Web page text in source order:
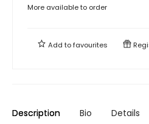
More available to order
Add tofavourites
Description Bio Details